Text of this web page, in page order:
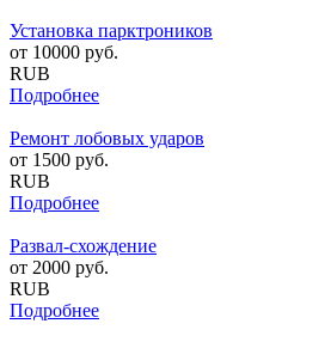
Установка парктроников
от 10000 руб.
RUB
Подробнее
Ремонт лобовых ударов
от 1500 руб.
RUB
Подробнее
Развал-схождение
от 2000 руб.
RUB
Подробнее